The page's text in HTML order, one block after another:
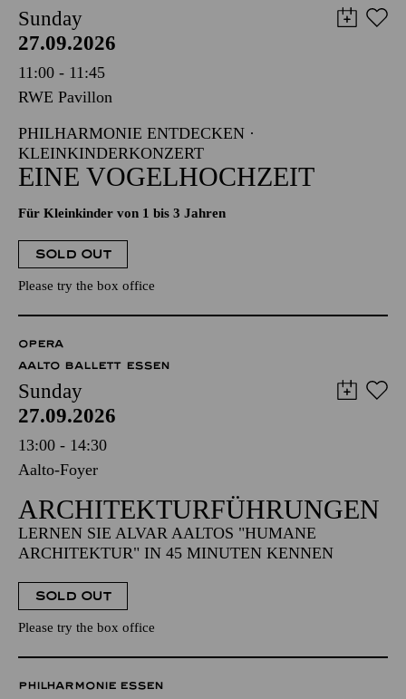
Sunday
27.09.2026
11:00 - 11:45
RWE Pavillon
PHILHARMONIE ENTDECKEN ·
KLEINKINDERKONZERT
EINE VOGELHOCHZEIT
Für Kleinkinder von 1 bis 3 Jahren
SOLD OUT
Please try the box office
OPERA
AALTO BALLETT ESSEN
Sunday
27.09.2026
13:00 - 14:30
Aalto-Foyer
ARCHITEKTUR­FÜHRUNGEN
LERNEN SIE ALVAR AALTOS "HUMANE
ARCHITEKTUR" IN 45 MINUTEN KENNEN
SOLD OUT
Please try the box office
PHILHARMONIE ESSEN